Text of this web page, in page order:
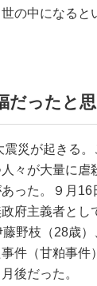
の中になると
だったと
災が起きる
々が大量に虐
った。９月16
府主義者とし
野枝（28歳
件（甘粕事件
後だった。